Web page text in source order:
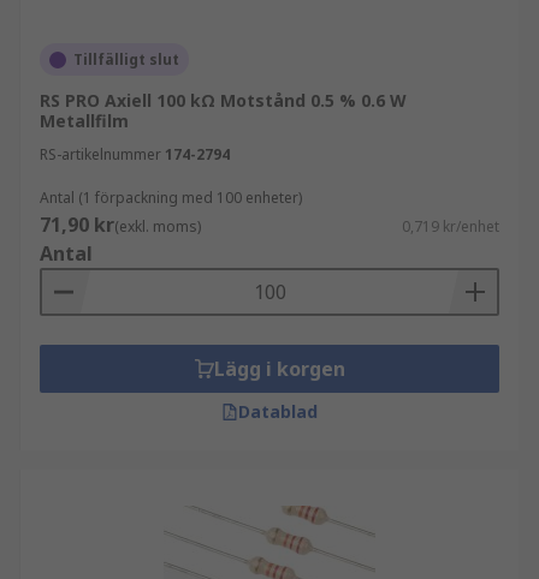
Tillfälligt slut
RS PRO Axiell 100 kΩ Motstånd 0.5 % 0.6 W
Metallfilm
RS-artikelnummer 174-2794
Antal (1 förpackning med 100 enheter)
71,90 kr(exkl. moms) 0,719 kr/enhet
Antal
Lägg i korgen
Datablad